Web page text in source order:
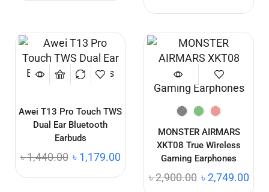
Awei T13 Pro Touch TWS
Dual Ear Bluetooth
Earbuds
৳1,440.00 ৳ 1,179.00
MONSTER AIRMARS
XKT08 True Wireless
Gaming Earphones
৳2,900.00 ৳2,749.00